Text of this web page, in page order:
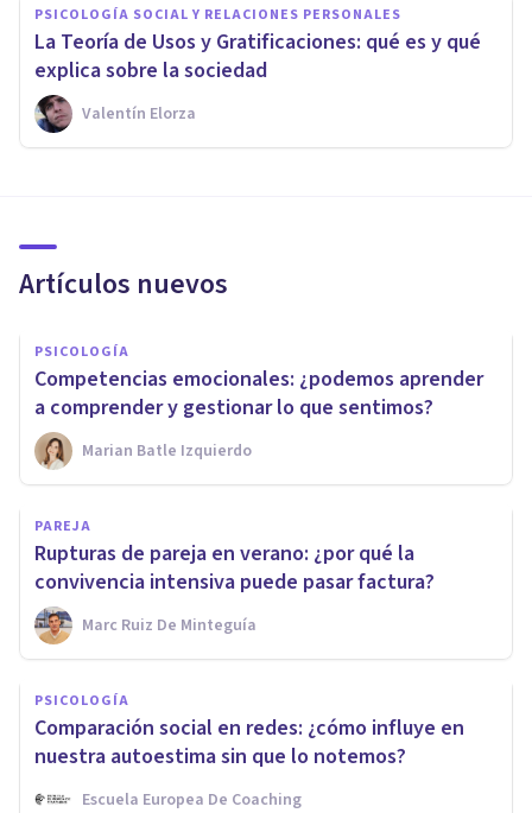
PSICOLOGÍA SOCIAL Y RELACIONES PERSONALES
La Teoría de Usos y Gratificaciones: qué es y qué
explica sobre la sociedad
Valentín Elorza
Artículos nuevos
PSICOLOGÍA
Competencias emocionales: ¿podemos aprender
a comprender y gestionar lo que sentimos?
Marian Batle Izquierdo
PAREJA
Rupturas de pareja en verano: ¿por qué la
convivencia intensiva puede pasar factura?
Marc Ruiz De Minteguía
PSICOLOGÍA
Comparación social en redes: ¿cómo influye en
nuestra autoestima sin que lo notemos?
Escuela Europea De Coaching